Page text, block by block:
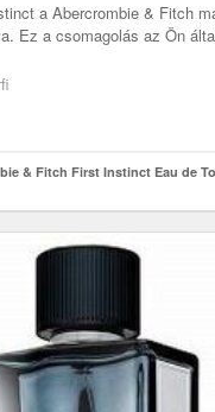
a Abercrombie & Fitch
Ez a csomagolás az Ön
& Fitch First Instinct Eau de